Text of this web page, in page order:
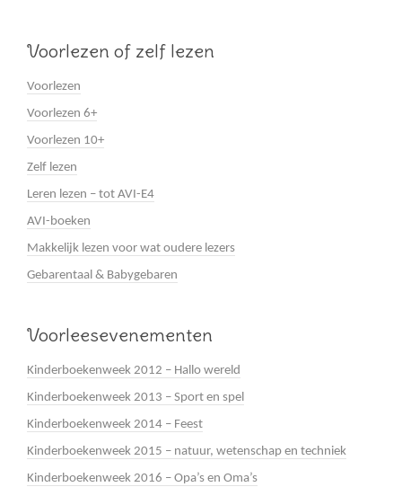
Voorlezen of zelf lezen
Voorlezen
Voorlezen 6+
Voorlezen 10+
Zelf lezen
Leren lezen – tot AVI-E4
AVI-boeken
Makkelijk lezen voor wat oudere lezers
Gebarentaal & Babygebaren
Voorleesevenementen
Kinderboekenweek 2012 – Hallo wereld
Kinderboekenweek 2013 – Sport en spel
Kinderboekenweek 2014 – Feest
Kinderboekenweek 2015 – natuur, wetenschap en techniek
Kinderboekenweek 2016 – Opa’s en Oma’s